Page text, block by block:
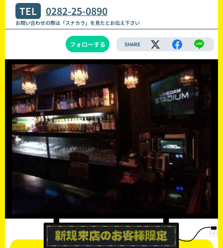
TEL 0282-25-0890
お問い合わせの際は「スナカラ」を見たとお伝え下さい
フォローする SHARE